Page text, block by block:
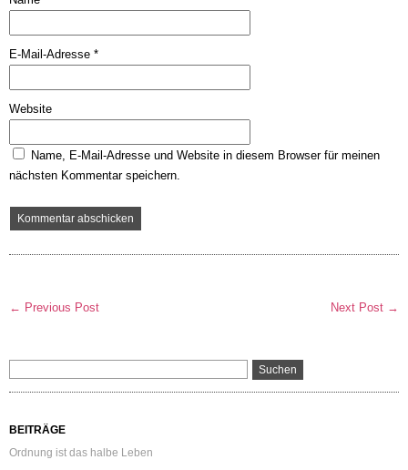
E-Mail-Adresse *
Website
Name, E-Mail-Adresse und Website in diesem Browser für meinen
nächsten Kommentar speichern.
← Previous Post Next Post →
BEITRÄGE
Ordnung ist das halbe Leben